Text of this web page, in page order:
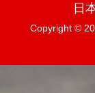
日
Copyright ©